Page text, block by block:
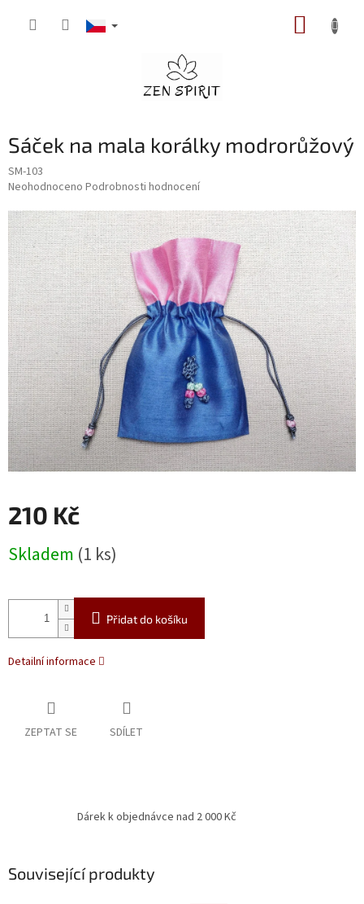
Sáček na mala korálky modrorůžový
SM-103
Průměrné
produktu
je
0,0
z
5
hvězdiček.
Neohodnoceno Podrobnosti hodnocení
210 Kč
cena:
Skladem (1 ks)
Přidat do košíku
Detailní informace
ZEPTAT SE SDÍLET
Dárek k objednávce nad 2 000 Kč
Související produkty